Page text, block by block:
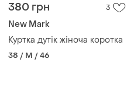
380 грн 3
New Mark
Куртка дутік жіноча коротка
38 / M / 46